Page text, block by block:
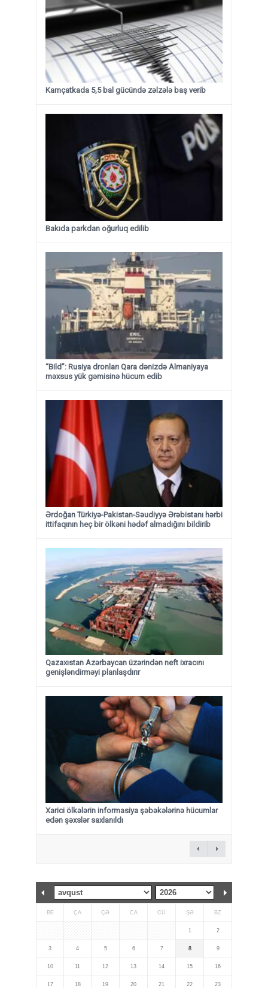
Kamçatkada 5,5 bal gücündə zəlzələ baş verib
Bakıda parkdan oğurluq edilib
“Bild”: Rusiya dronları Qara dənizdə Almaniyaya
məxsus yük gəmisinə hücum edib
Ərdoğan Türkiyə-Pakistan-Səudiyyə Ərəbistanı hərbi
ittifaqının heç bir ölkəni hədəf almadığını bildirib
Qazaxıstan Azərbaycan üzərindən neft ixracını
genişləndirməyi planlaşdırır
Xarici ölkələrin informasiya şəbəkələrinə hücumlar
edən şəxslər saxlanıldı
BE ÇA ÇƏ CA CÜ ŞƏ BZ
1 2
3 4 5 6 7 8 9
10 11 12 13 14 15 16
17 18 19 20 21 22 23